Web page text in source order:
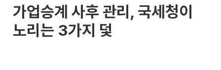
가업승계 사후 관리, 국세청이
노리는 3가지 덫